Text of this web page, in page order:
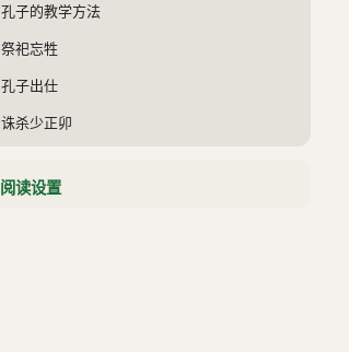
孔子的教学方法
祭祀忘牲
孔子出仕
诛杀少正卯
人物
阅读设置